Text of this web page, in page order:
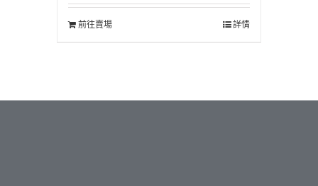
前往賣場 詳情